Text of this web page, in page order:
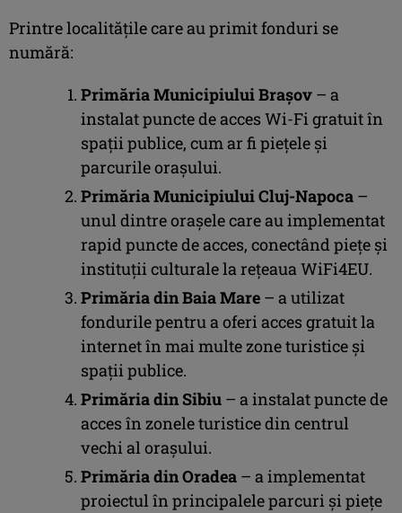
Printre localitățile care au primit fonduri se
numără:
Primăria Municipiului Brașov – a
instalat puncte de acces Wi-Fi gratuit în
spații publice, cum ar fi piețele și
parcurile orașului.
Primăria Municipiului Cluj-Napoca –
unul dintre orașele care au implementat
rapid puncte de acces, conectând piețe și
instituții culturale la rețeaua WiFi4EU.
Primăria din Baia Mare – a utilizat
fondurile pentru a oferi acces gratuit la
internet în mai multe zone turistice și
spații publice.
Primăria din Sibiu – a instalat puncte de
acces în zonele turistice din centrul
vechi al orașului.
Primăria din Oradea – a implementat
proiectul în principalele parcuri și piețe